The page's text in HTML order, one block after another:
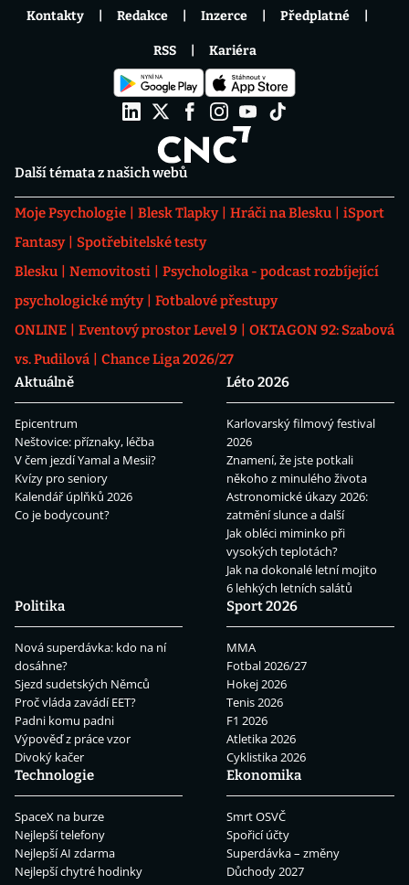
Další témata z našich webů
Moje Psychologie Blesk Tlapky Hráči na Blesku
iSport
Fantasy
Spotřebitelské testy
Blesku
Nemovitosti
Psychologika - podcast rozbíjející
psychologické mýty
Fotbalové přestupy
ONLINE
Eventový prostor Level 9
OKTAGON 92: Szabová
vs. Pudilová
Chance Liga 2026/27
Aktuálně
Epicentrum
Neštovice: příznaky, léčba
V čem jezdí Yamal a Mesii?
Kvízy pro seniory
Kalendář úplňků 2026
Co je bodycount?
Léto 2026
Karlovarský filmový festival
2026
Znamení, že jste potkali
někoho z minulého života
Astronomické úkazy 2026:
zatmění slunce a další
Jak obléci miminko při
vysokých teplotách?
Jak na dokonalé letní mojito
6 lehkých letních salátů
Politika
Nová superdávka: kdo na ní
dosáhne?
Sjezd sudetských Němců
Proč vláda zavádí EET?
Padni komu padni
Výpověď z práce vzor
Divoký kačer
Sport 2026
MMA
Fotbal 2026/27
Hokej 2026
Tenis 2026
F1 2026
Atletika 2026
Cyklistika 2026
Technologie
SpaceX na burze
Nejlepší telefony
Nejlepší AI zdarma
Nejlepší chytré hodinky
Ekonomika
Smrt OSVČ
Spořicí účty
Superdávka – změny
Důchody 2027
Kontakty Redakce Inzerce Předplatné
RSS Kariéra